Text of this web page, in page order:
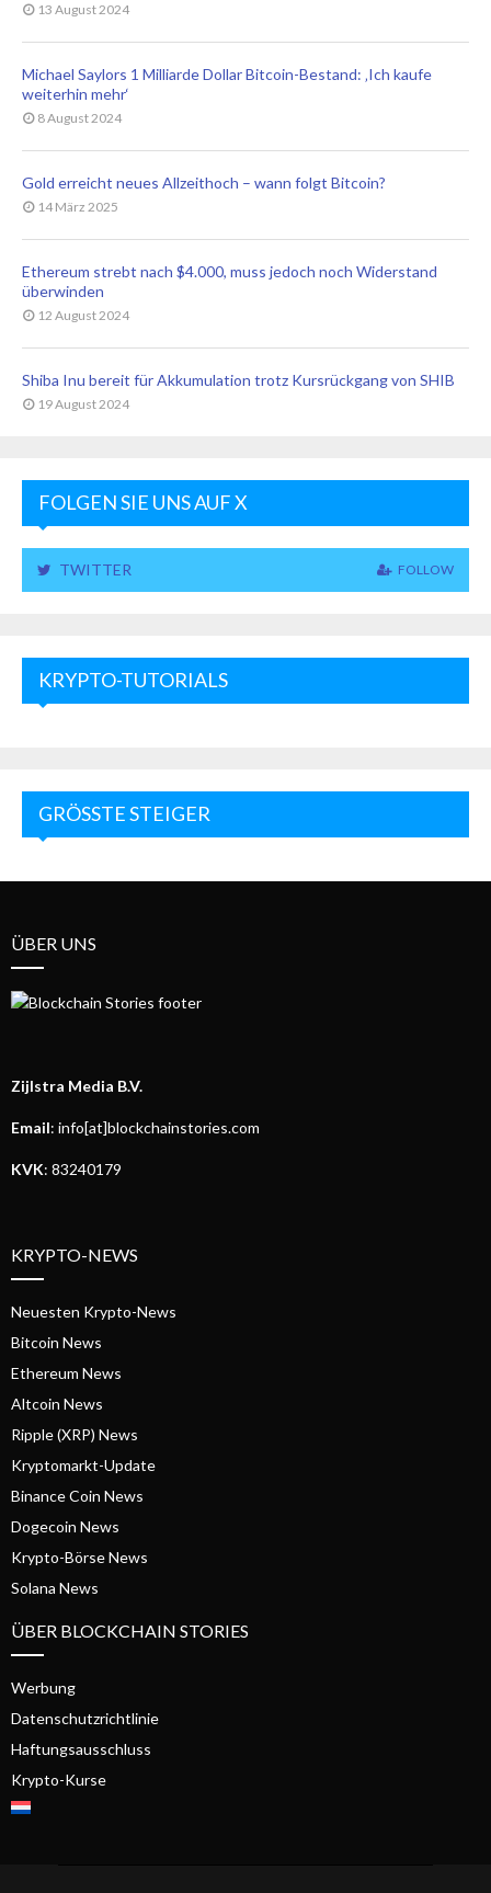
13 August 2024
Michael Saylors 1 Milliarde Dollar Bitcoin-Bestand: ‚Ich kaufe
weiterhin mehr‘
8 August 2024
Gold erreicht neues Allzeithoch – wann folgt Bitcoin?
14 März 2025
Ethereum strebt nach $4.000, muss jedoch noch Widerstand
überwinden
12 August 2024
Shiba Inu bereit für Akkumulation trotz Kursrückgang von SHIB
19 August 2024
FOLGEN SIE UNS AUF X
TWITTER FOLLOW
KRYPTO-TUTORIALS
GRÖSSTE STEIGER
ÜBER UNS
Zijlstra Media B.V.
Email: info[at]blockchainstories.com
KVK: 83240179
KRYPTO-NEWS
Neuesten Krypto-News
Bitcoin News
Ethereum News
Altcoin News
Ripple (XRP) News
Kryptomarkt-Update
Binance Coin News
Dogecoin News
Krypto-Börse News
Solana News
ÜBER BLOCKCHAIN STORIES
Werbung
Datenschutzrichtlinie
Haftungsausschluss
Krypto-Kurse